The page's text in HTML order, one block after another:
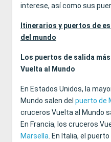
interese, así como sus
Itinerarios y puertos de
del mundo
Los puertos de salida
Vuelta al Mundo
En Estados Unidos, la
Mundo salen del puerto de
cruceros Vuelta al Mundo
En Francia, los cruceros
Marsella. En Italia, el